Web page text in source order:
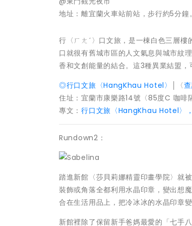
地址：離宜蘭火車站前站，步行約5分鐘。
行〈ㄏㄤˊ〉口文旅，是一棟白色三層
口就很有舊城市區的人文氣息與城市
香和文創能量的結合。這3種異業結盟，
◎行口文旅〈HangKhau Hotel〉
│〈
住址：宜蘭市康樂路14號〈85度C 咖啡
專文：行口文旅〈HangKhau Hotel〉
Rundown2：
踏進新館〈莎貝莉娜精靈印畫學院〉就
裝飾或角落全都利用水晶印章，變出想
合在生活用品上，把冷冰冰的水晶印章
新館裡除了保留新手爸媽最愛的「七手